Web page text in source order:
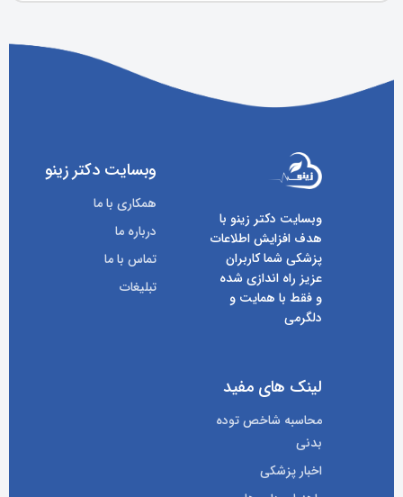
وبسایت دکتر زینو با
هدف افزایش اطلاعات
پزشکی شما کاربران
عزیز راه اندازی شده
و فقط با همایت و
دلگرمی
وبسایت دکتر زینو
همکاری با ما
درباره ما
تماس با ما
تبلیغات
لینک های مفید
محاسبه شاخص توده
بدنی
اخبار پزشکی